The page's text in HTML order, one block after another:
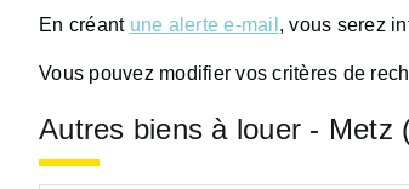
En créant une alerte e-mail , vous serez
Vous pouvez modifier vos critères de
Autres biens à louer - Metz